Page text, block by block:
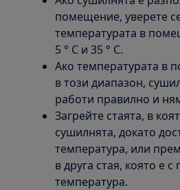
помещение, уверете
температурата в
5 ° C и 35 ° C.
Ако температурата в
в този диапазон,
работи правилно и
Загрейте стаята, в
сушилнята, докато
температура, или
в друга стая, която е
температура.